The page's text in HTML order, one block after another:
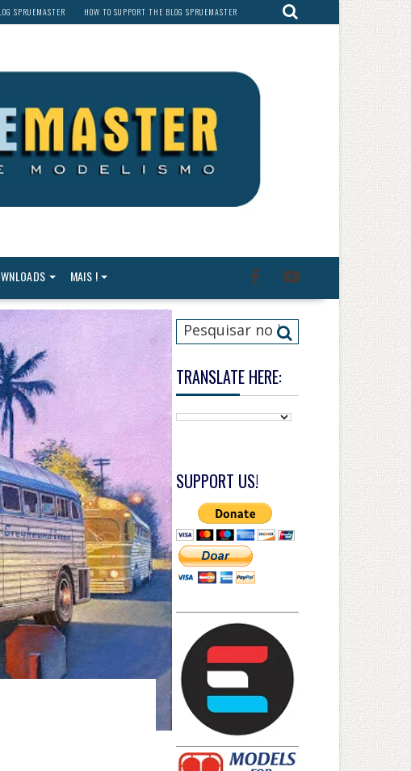
SPRUEMASTER HOW TO SUPPORT THE BLOG SPRUEMASTER
MAIS !
TRANSLATE HERE:
SUPPORT US!